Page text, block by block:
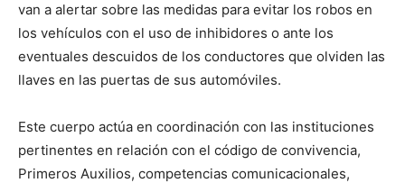
van a alertar sobre las medidas para evitar los robos en
los vehículos con el uso de inhibidores o ante los
eventuales descuidos de los conductores que olviden las
llaves en las puertas de sus automóviles.
Este cuerpo actúa en coordinación con las instituciones
pertinentes en relación con el código de convivencia,
Primeros Auxilios, competencias comunicacionales,